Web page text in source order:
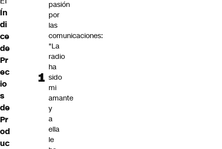
Ín
di
ce
de
Pr
ec
io
s
de
Pr
od
uc
pasión
por
las
comunicaciones:
"La
radio
ha
sido
mi
amante
y
a
ella
le